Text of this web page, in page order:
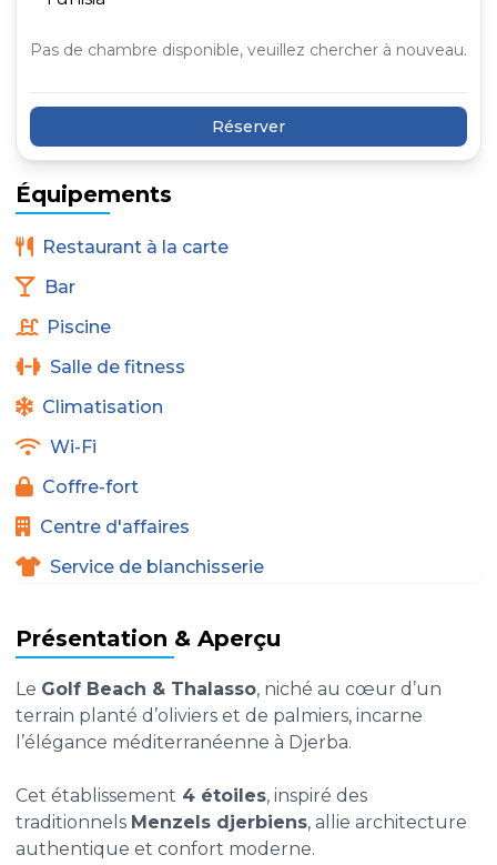
Pas de chambre disponible, veuillez chercher à nouveau.
Réserver
Équipements
Restaurant à la carte
Bar
Piscine
Salle de fitness
Climatisation
Wi-Fi
Coffre-fort
Centre d'affaires
Service de blanchisserie
Présentation & Aperçu
Le Golf Beach & Thalasso, niché au cœur d’un
terrain planté d’oliviers et de palmiers, incarne
l’élégance méditerranéenne à Djerba.
Cet établissement 4 étoiles, inspiré des
traditionnels Menzels djerbiens, allie architecture
authentique et confort moderne.